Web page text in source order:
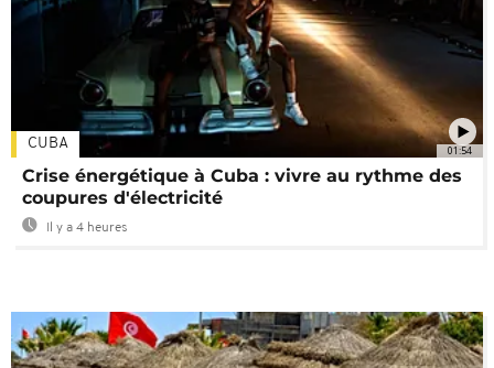
01:54
CUBA
Crise énergétique à Cuba : vivre au rythme des
coupures d'électricité
Il y a 4 heures